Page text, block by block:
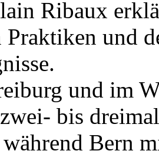
Ribaux
Praktiken und
und im
bis
während Bern